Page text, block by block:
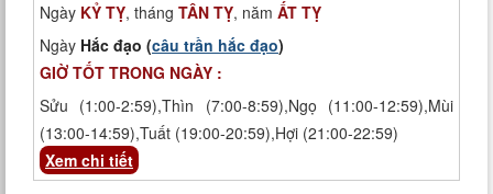
Ngày KỶ TỴ, tháng TÂN TỴ, năm ẤT TỴ
Ngày Hắc đạo (câu trần hắc đạo)
GIỜ TỐT TRONG NGÀY :
Sửu (1:00-2:59),Thìn (7:00-8:59),Ngọ (11:00-12:59),Mùi
(13:00-14:59),Tuất (19:00-20:59),Hợi (21:00-22:59)
Xem chi tiết